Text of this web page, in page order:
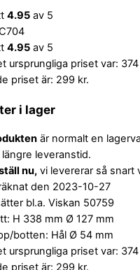
4.95 av 5
4.95 av 5
ursprungliga priset var: 374
priset är: 299 kr.
i lager
är normalt en
längre leveranstid.
nu, vi levererar så snart
den 2023-10-27
bl.a. Viskan 50759
H 338 mm Ø 127 mm
botten: Hål Ø 54 mm
ursprungliga priset var: 374
priset är: 299 kr.